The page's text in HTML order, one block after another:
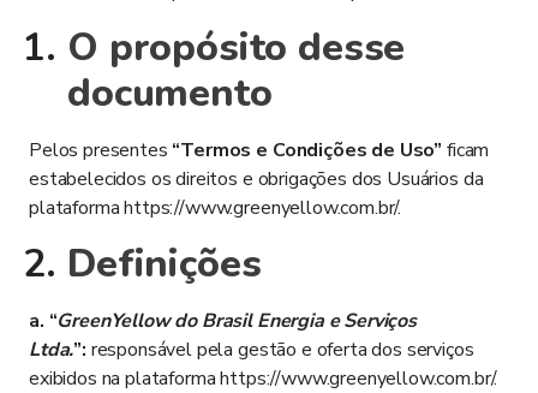
O propósito desse
documento
Pelos presentes “Termos e Condições de Uso” ficam
estabelecidos os direitos e obrigações dos Usuários da
plataformahttps://www.greenyellow.com.br/.
Definições
a. “GreenYellow do Brasil Energia e Serviços
Ltda.”: responsável pela gestão e oferta dos serviços
exibidos na plataformahttps://www.greenyellow.com.br/.